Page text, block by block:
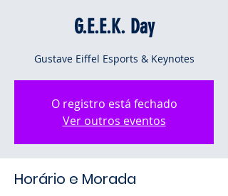
G.E.E.K. Day
Gustave Eiffel Esports & Keynotes
O registro está fechado
Ver outros eventos
Horário e Morada